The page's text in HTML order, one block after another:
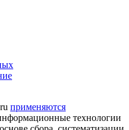
применяются
технологии